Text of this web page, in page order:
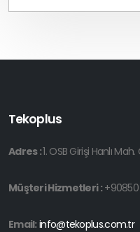
Tekoplus
Adres :1. OSB Girişi Hanlı
Müşteri Hizmetleri :
Email: info@tekoplus.com.tr